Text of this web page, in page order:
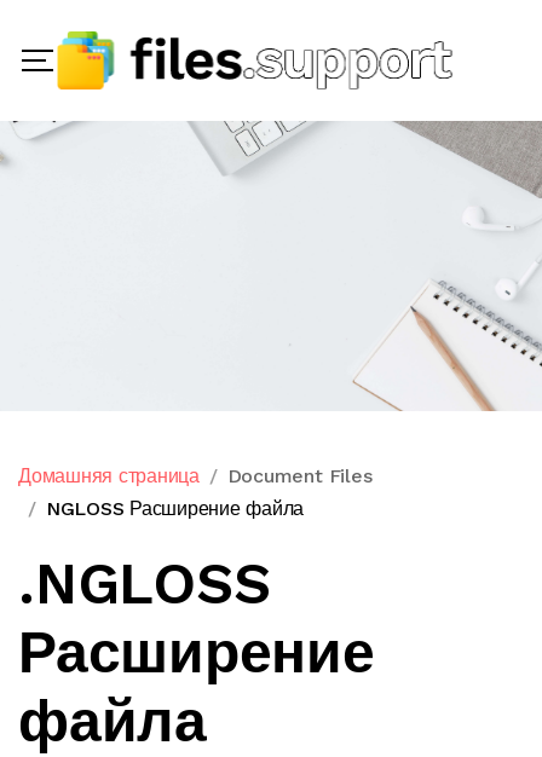
Домашняя страница
Document Files
NGLOSS Расширение файла
.NGLOSS
Расширение
файла